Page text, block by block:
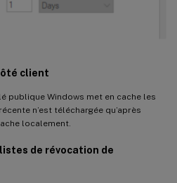
client
publique Windows met en cache les
n’est téléchargée qu’après
localement.
de révocation de